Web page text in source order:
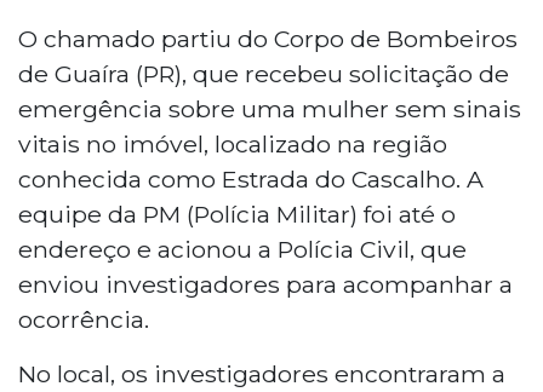
exames que devem apontar a causa da
morte.
O chamado partiu do Corpo de Bombeiros
de Guaíra (PR), que recebeu solicitação de
emergência sobre uma mulher sem sinais
vitais no imóvel, localizado na região
conhecida como Estrada do Cascalho. A
equipe da PM (Polícia Militar) foi até o
endereço e acionou a Polícia Civil, que
enviou investigadores para acompanhar a
ocorrência.
No local, os investigadores encontraram a